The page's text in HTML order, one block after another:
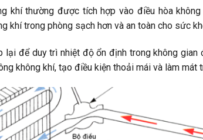
khí thường được tích hợp vào điều hòa
khí trong phòng sạch hơn và an toàn cho sức
lại để duy trì nhiệt độ ổn định trong không gian
không khí, tạo điều kiện thoải mái và làm mát